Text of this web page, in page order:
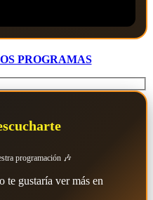
PROGRAMAS
programación 🎶
te gustaría ver más en